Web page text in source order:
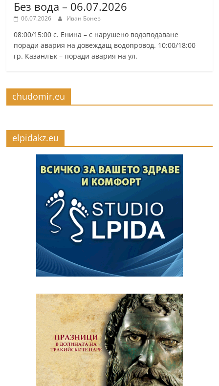
Без вода – 06.07.2026
06.07.2026 Иван Бонев
08:00/15:00 с. Енина – с нарушено водоподаване
поради авария на довеждащ водопровод. 10:00/18:00
гр. Казанлък – поради авария на ул.
chudomir.eu
elpidakz.eu